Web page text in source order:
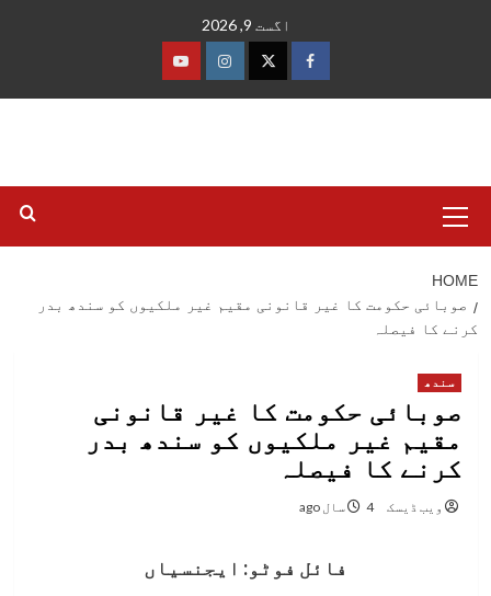
اگست 9, 2026
فیس
ٹوئٹرانسٹاگرام
یوٹیوب
Menu
HOME
صوبائی حکومت کا غیر قانونی مقیم غیر ملکیوں کو سندھ بدر
کرنے کا فیصلہ
سندھ
صوبائی حکومت کا غیر قانونی
مقیم غیر ملکیوں کو سندھ بدر
کرنے کا فیصلہ
ویب ڈیسک 4 سال ago
فائل فوٹو: ایجنسیاں